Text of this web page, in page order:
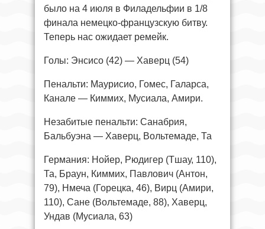
было на 4 июля в Филадельфии в 1/8
финала немецко-французскую битву.
Теперь нас ожидает ремейк.
Голы: Энсисо (42) — Хаверц (54)
Пенальти: Маурисио, Гомес, Галарса,
Канале — Киммих, Мусиала, Амири.
Незабитые пенальти: Санабрия,
Бальбуэна — Хаверц, Вольтемаде, Та
Германия: Нойер, Рюдигер (Тшау, 110),
Та, Браун, Киммих, Павлович (Антон,
79), Нмеча (Горецка, 46), Вирц (Амири,
110), Сане (Вольтемаде, 88), Хаверц,
Ундав (Мусиала, 63)